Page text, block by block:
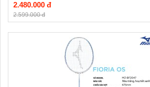
2.480.000 đ
2.599.000 đ